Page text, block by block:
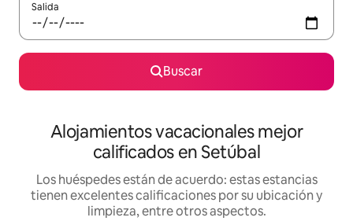
Salida
Buscar
Alojamientos vacacionales mejor
calificados en Setúbal
Los huéspedes están de acuerdo: estas estancias
tienen excelentes calificaciones por su ubicación y
limpieza, entre otros aspectos.